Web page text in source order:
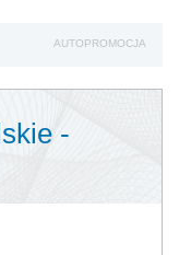
AUTOPROMOCJA
-